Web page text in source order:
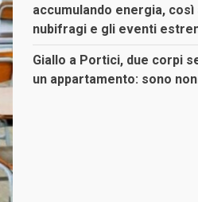
accumulando energia, così
nubifragi e gli eventi
Giallo a Portici, due corpi
un appartamento: sono